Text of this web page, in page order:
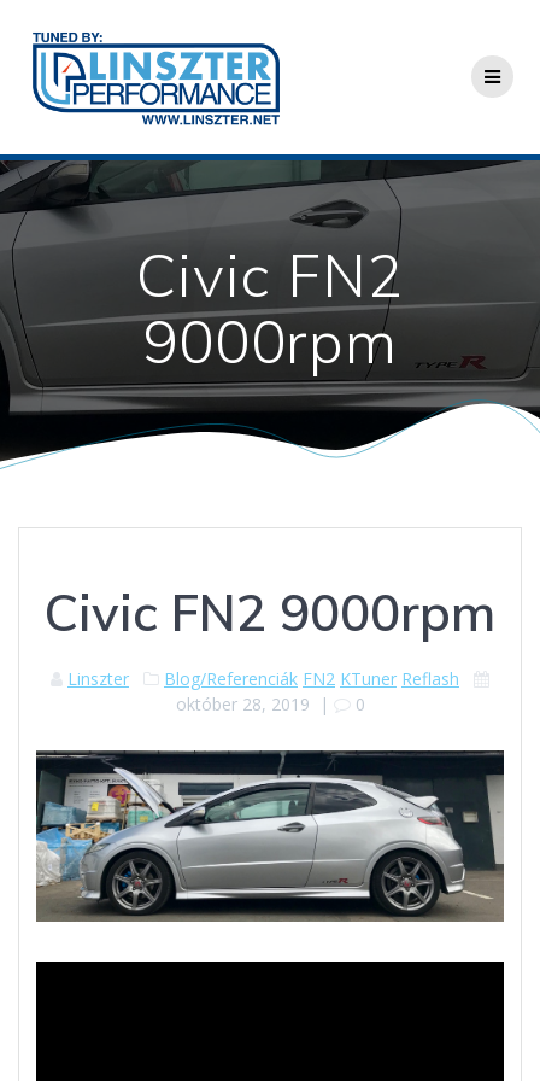
content
Civic FN2
9000rpm
Civic FN2 9000rpm
Linszter Blog/Referenciák FN2 KTuner Reflash
október 28, 2019 | 0